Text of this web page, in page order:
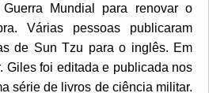
Mundial para renovar o
Várias pessoas publicaram
de Sun Tzu para o inglês. Em
Giles foi editada e publicada nos
série de livros de ciência militar.